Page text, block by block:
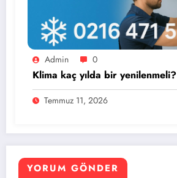
Admin 0
Klima kaç yılda bir yenilenmeli?
Temmuz 11, 2026
YORUM GÖNDER